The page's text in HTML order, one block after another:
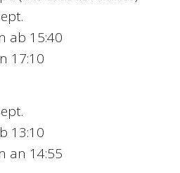
ab 15:40
17:10
13:10
an 14:55